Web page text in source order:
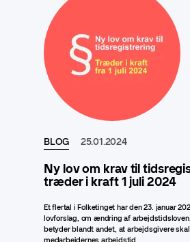
BLOG 25.01.2024
Ny lov om krav til
træder i kraft 1 juli 2024
Et flertal i Folketinget har den 23. januar
lovforslag, om ændring af
betyder blandt andet, at arbejdsgivere